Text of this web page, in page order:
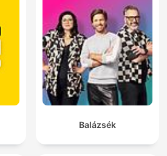
Balázsék